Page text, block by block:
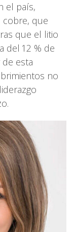
el país,
que
que el litio
del 12 % de
esta
no